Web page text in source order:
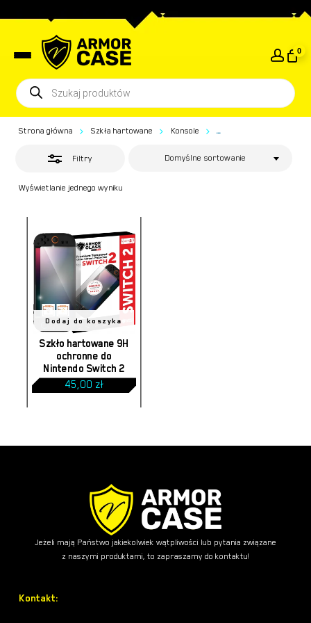
Wyszukiwarka
produktów
0
main
Brak produktów w koszyku.
Strona główna Szkła hartowane Konsole Nintendo Switch 2
...
Filtry
Wyświetlanie jednego wyniku
Domyślne sortowanie
Filters
Dodaj do koszyka
Szkło hartowane 9H
ochronne do
Nintendo Switch 2
45,00 zł
Jeżeli mają Państwo jakiekolwiek wątpliwości lub pytania związane
z naszymi produktami, to zapraszamy do kontaktu!
Kontakt: